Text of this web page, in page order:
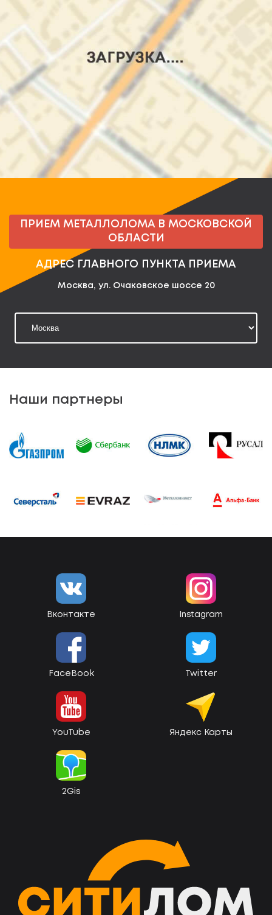
ПРИЕМ МЕТАЛЛОЛОМА В МОСКОВСКОЙ
ОБЛАСТИ
АДРЕС ГЛАВНОГО ПУНКТА ПРИЕМА
Москва, ул. Очаковское шоссе 20
Наши партнеры
Вконтакте Instagram
FaceBook Twitter
YouTube Яндекс Карты
2Gis